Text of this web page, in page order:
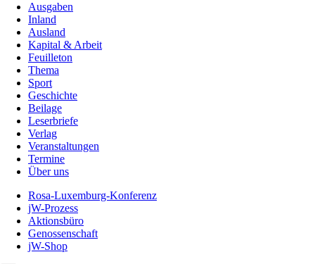
Ausgaben
Inland
Ausland
Kapital & Arbeit
Feuilleton
Thema
Sport
Geschichte
Beilage
Leserbriefe
Verlag
Veranstaltungen
Termine
Über uns
Rosa-Luxemburg-Konferenz
jW-Prozess
Aktionsbüro
Genossenschaft
jW-Shop